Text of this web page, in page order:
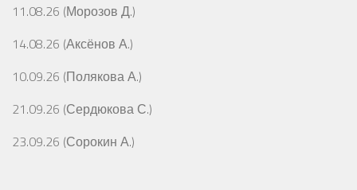
11.08.26 (Морозов Д.)
14.08.26 (Аксёнов А.)
10.09.26 (Полякова А.)
21.09.26 (Сердюкова С.)
23.09.26 (Сорокин А.)